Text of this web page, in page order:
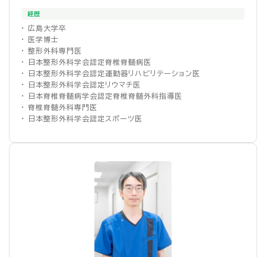
経歴
・ 広島大学卒
・ 医学博士
・ 整形外科専門医
・ 日本整形外科学会認定脊椎脊髄病医
・ 日本整形外科学会認定運動器リハビリテーション医
・ 日本整形外科学会認定リウマチ医
・ 日本脊椎脊髄病学会認定脊椎脊髄外科指導医
・ 脊椎脊髄外科専門医
・ 日本整形外科学会認定スポーツ医